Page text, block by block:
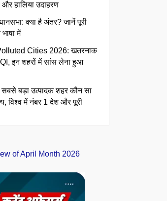
हालिया उदाहरण
क्या है अंतर? जानें पूरी
में
Cities 2026: खतरनाक
इन शहरों में सांस लेना हुआ
बड़ा उत्पादक शहर कौन सा
विश्व में नंबर 1 देश और पूरी